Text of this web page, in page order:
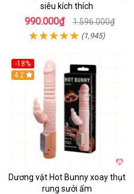
siêu kích thích
990.000₫ 1.596.000₫
(1,945)
-18%
Hot
4.2
Dương vật Hot Bunny xoay thụt
rung sưởi ấm